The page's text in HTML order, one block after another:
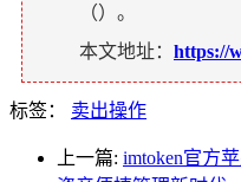
（）。
本文地址： https://
标签： 卖出操作
上一篇: imtoken官方